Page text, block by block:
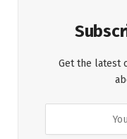
Get the latest